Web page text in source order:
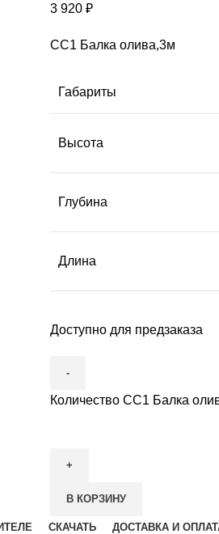
3 920 ₽
СС1 Балка олива,3м
Габариты
Высота
Глубина
Длина
Доступно для предзаказа
Количество СС1 Балка
В КОРЗИНУ
СКАЧАТЬ ДОСТАВКА И